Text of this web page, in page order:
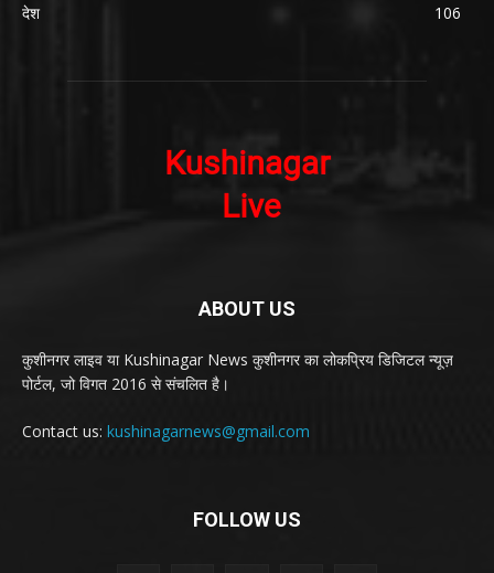
देश
106
ABOUT US
कुशीनगर लाइव या Kushinagar News कुशीनगर का लोकप्रिय डिजिटल न्यूज़
पोर्टल, जो विगत 2016 से संचलित है।
Contact us: kushinagarnews@gmail.com
FOLLOW US